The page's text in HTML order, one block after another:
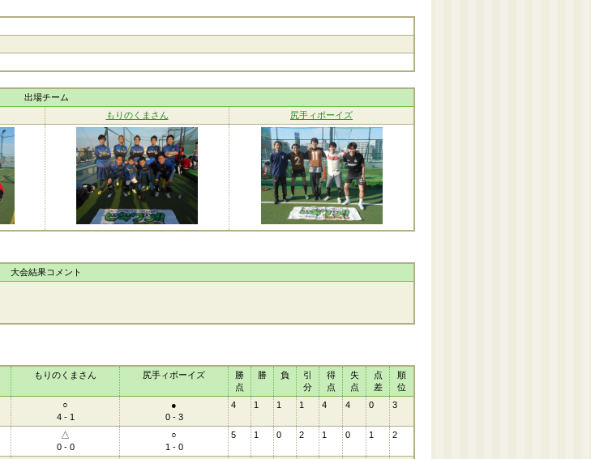
出場チーム
もりのくまさん 尻手ィボーイズ
大会結果コメント
もりのくまさん 尻手ィボーイズ
勝
点
勝 負
引
分
得
点
失
点
点
差
順
位
○
4 - 1
●
0 - 3
4 1 1 1 4 4 0 3
△
0 - 0
○
1 - 0
5 1 0 2 1 0 1 2